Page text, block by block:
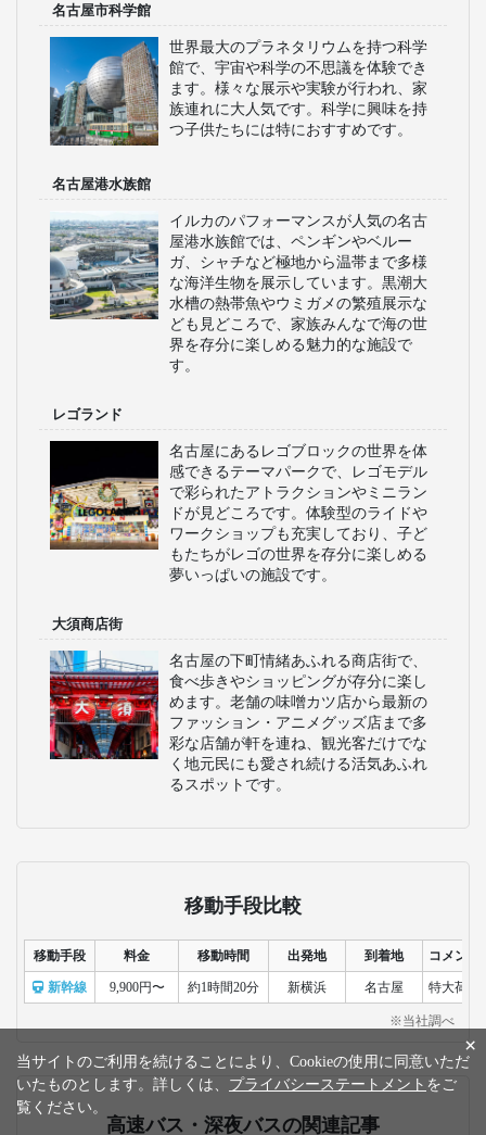
名古屋市科学館
世界最大のプラネタリウムを持つ科学
館で、宇宙や科学の不思議を体験でき
ます。様々な展示や実験が行われ、家
族連れに大人気です。科学に興味を持
つ子供たちには特におすすめです。
名古屋港水族館
イルカのパフォーマンスが人気の名古
屋港水族館では、ペンギンやベルー
ガ、シャチなど極地から温帯まで多様
な海洋生物を展示しています。黒潮大
水槽の熱帯魚やウミガメの繁殖展示な
ども見どころで、家族みんなで海の世
界を存分に楽しめる魅力的な施設で
す。
レゴランド
名古屋にあるレゴブロックの世界を体
感できるテーマパークで、レゴモデル
で彩られたアトラクションやミニラン
ドが見どころです。体験型のライドや
ワークショップも充実しており、子ど
もたちがレゴの世界を存分に楽しめる
夢いっぱいの施設です。
大須商店街
名古屋の下町情緒あふれる商店街で、
食べ歩きやショッピングが存分に楽し
めます。老舗の味噌カツ店から最新の
ファッション・アニメグッズ店まで多
彩な店舗が軒を連ね、観光客だけでな
く地元民にも愛され続ける活気あふれ
るスポットです。
移動手段比較
移動手段 料金 移動時間 出発地 到着地 コメント
新幹線 9,900円〜 約1時間20分 新横浜 名古屋 特大荷物
※当社調べ
高速バス・深夜バスの関連記事
×
当サイトのご利用を続けることにより、Cookieの使用に同意いただ
いたものとします。詳しくは、 プライバシーステートメント をご
覧ください。